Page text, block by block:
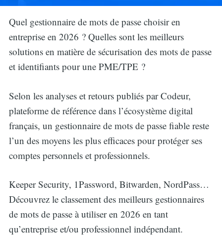
Quel gestionnaire de mots de passe choisir en
entreprise en 2026 ? Quelles sont les meilleurs
solutions en matière de sécurisation des mots de passe
et identifiants pour une PME/TPE ?
Selon les analyses et retours publiés par Codeur,
plateforme de référence dans l’écosystème digital
français, un gestionnaire de mots de passe fiable reste
l’un des moyens les plus efficaces pour protéger ses
comptes personnels et professionnels.
Keeper Security, 1Password, Bitwarden, NordPass…
Découvrez le classement des meilleurs gestionnaires
de mots de passe à utiliser en 2026 en tant
qu’entreprise et/ou professionnel indépendant.